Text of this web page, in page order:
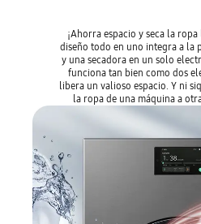
¡Ahorra espacio y seca la
diseño todo en uno integra a la
y una secadora en un solo
funciona tan bien como dos
libera un valioso espacio. Y ni
la ropa de una máquina a